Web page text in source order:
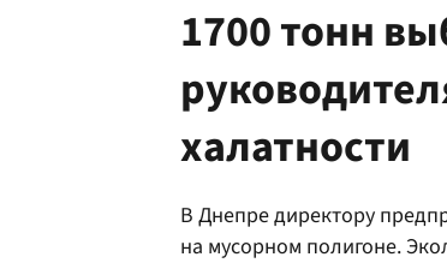
Стоп Политической Коррупции Честные
1700 тонн
халатности
В Днепре директору
на мусорном полигоне.